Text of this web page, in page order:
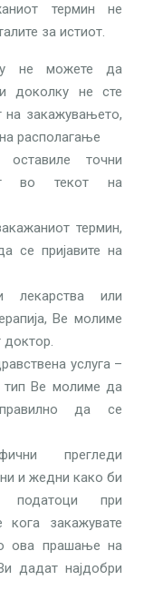
термин не
за истиот.
не можете да
доколку не сте
на закажувањето,
располагање
точни
во текот на
термин,
се пријавите на
лекарства или
Ве молиме
доктор.
услуга –
тип Ве молиме да
да се
прегледи
и жедни како би
податоци при
кога закажувате
ова прашање на
дадат најдобри